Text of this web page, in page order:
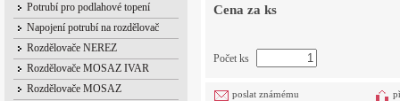
Potrubí pro podlahové topení
Napojení potrubí na rozdělovač
Rozdělovače NEREZ
Rozdělovače MOSAZ IVAR
Rozdělovače MOSAZ
Cena za ks
Počet ks
poslat známému